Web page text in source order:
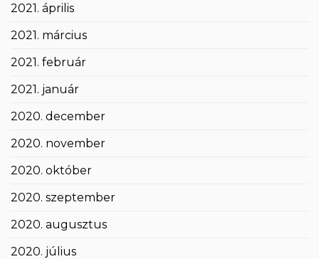
2021. április
2021. március
2021. február
2021. január
2020. december
2020. november
2020. október
2020. szeptember
2020. augusztus
2020. július